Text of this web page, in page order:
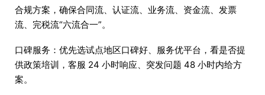
合规方案，确保合同流、认证流、业务流、资金流、发票
流、完税流“六流合一”。
口碑服务：优先选试点地区口碑好、服务优平台，看是否提
供政策培训，客服 24 小时响应、突发问题 48 小时内给方
案。